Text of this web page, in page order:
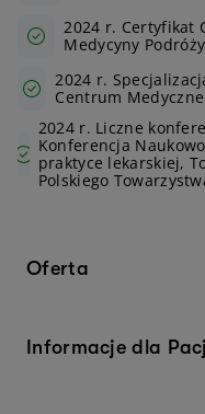
2024 r. Certyfikat
Medycyny Podróży
2024 r.
Centrum Medyczne
2024 r. Liczne
Konferencja
praktyce lekarskiej,
Polskiego
Oferta
Informacje dla